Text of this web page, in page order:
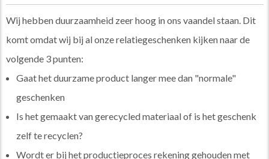
Wij hebben duurzaamheid zeer hoog in ons vaandel staan. Dit
komt omdat wij bij al onze relatiegeschenken kijken naar de
volgende 3 punten:
Gaat het duurzame product langer mee dan "normale"
geschenken
Is het gemaakt van gerecycled materiaal of is het geschenk
zelf te recyclen?
Wordt er bij het productieproces rekening gehouden met